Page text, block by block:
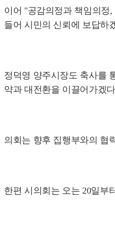
이어 "공감의정과 책임의정
들어 시민의 신뢰에 보답하
정덕영 양주시장도 축사를
약과 대전환을 이끌어가겠
의회는 향후 집행부와의 협
한편 시의회는 오는 20일부